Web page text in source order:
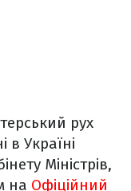
рух
в Україні
Міністрів,
на Офіційний